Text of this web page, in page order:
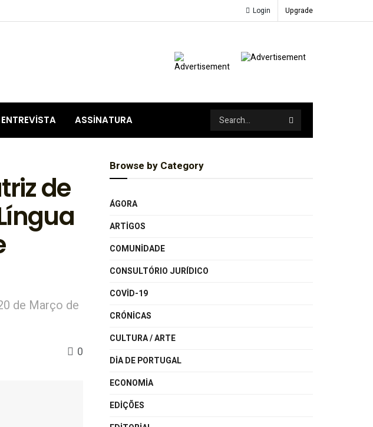
Login Upgrade
ENTREVISTA ASSINATURA
de
de Março de
0
Browse by Category
ÁGORA
ARTIGOS
COMUNIDADE
CONSULTÓRIO JURÍDICO
COVID-19
CRÓNICAS
CULTURA / ARTE
DIA DE PORTUGAL
ECONOMIA
EDIÇÕES